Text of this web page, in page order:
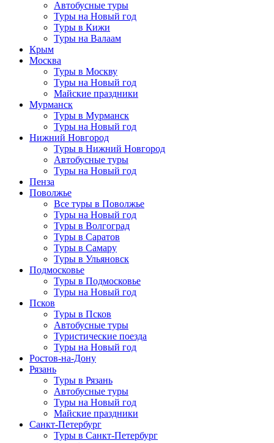
Автобусные туры
Туры на Новый год
Туры в Кижи
Туры на Валаам
Крым
Москва
Туры в Москву
Туры на Новый год
Майские праздники
Мурманск
Туры в Мурманск
Туры на Новый год
Нижний Новгород
Туры в Нижний Новгород
Автобусные туры
Туры на Новый год
Пенза
Поволжье
Все туры в Поволжье
Туры на Новый год
Туры в Волгоград
Туры в Саратов
Туры в Самару
Туры в Ульяновск
Подмосковье
Туры в Подмосковье
Туры на Новый год
Псков
Туры в Псков
Автобусные туры
Туристические поезда
Туры на Новый год
Ростов-на-Дону
Рязань
Туры в Рязань
Автобусные туры
Туры на Новый год
Майские праздники
Санкт-Петербург
Туры в Санкт-Петербург